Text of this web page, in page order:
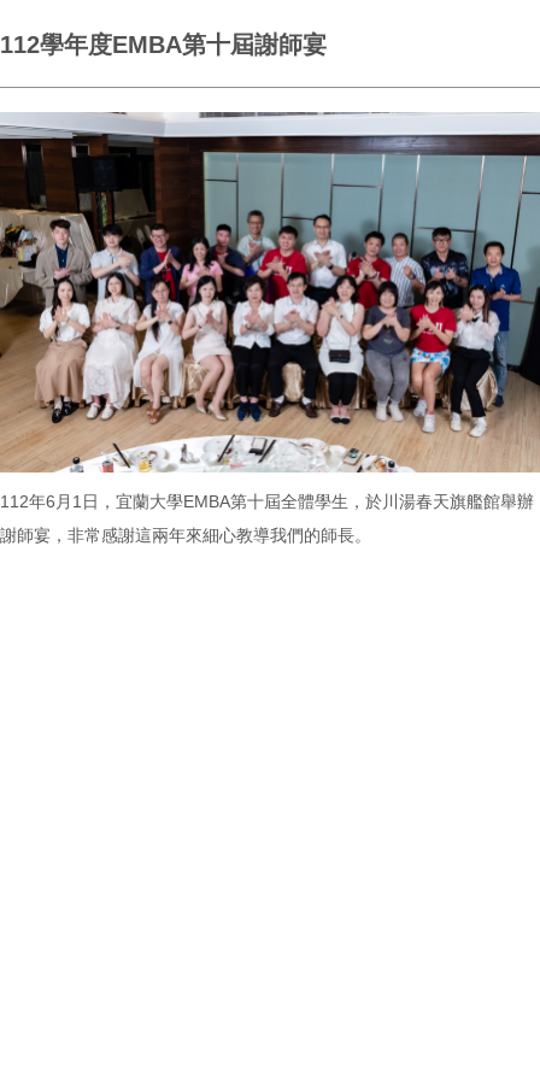
112學年度EMBA第十屆謝師宴
112年6月1日，宜蘭大學EMBA第十屆全體學生，於川湯春天旗艦館舉辦
謝師宴，非常感謝這兩年來細心教導我們的師長。